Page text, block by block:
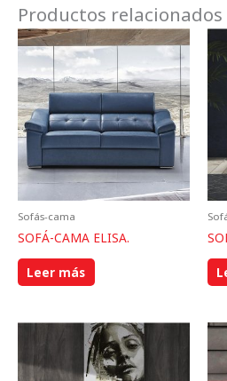
Productos relacionados
Sofás-cama
SOFÁ-CAMA ELISA.
Leer más